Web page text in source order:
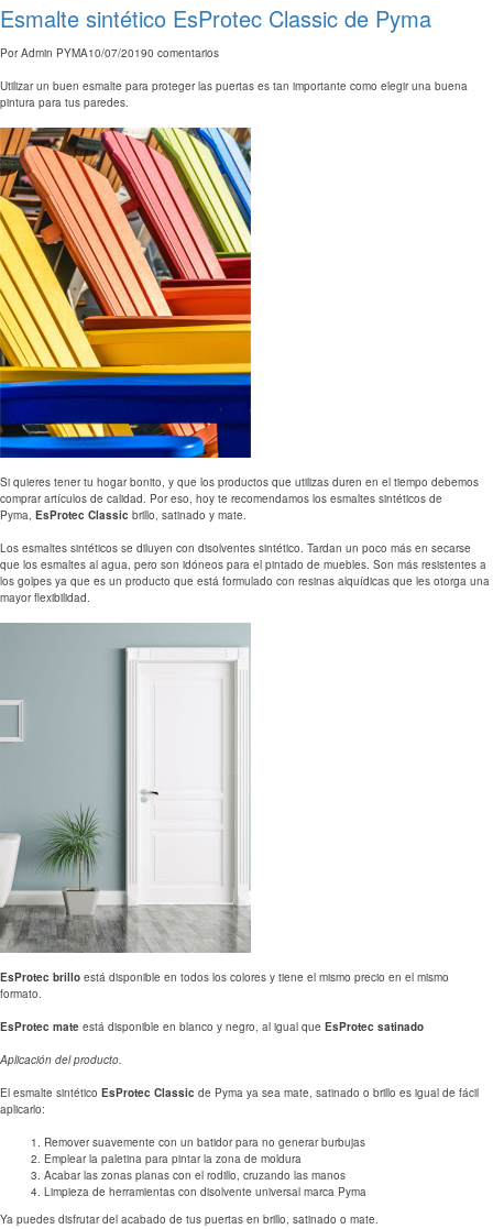
Esmalte sintético EsProtec Classic de Pyma
PorAdmin PYMA10/07/20190 comentarios
Utilizar un buen esmalte para proteger las puertas es tan importante como elegir una buena
pintura para tus paredes.
Si quieres tener tu hogar bonito, y que los productos que utilizas duren en el tiempo debemos
comprar artículos de calidad. Por eso, hoy te recomendamos los esmaltes sintéticos de
Pyma, EsProtec Classic brillo, satinado y mate.
Los esmaltes sintéticos se diluyen con disolventes sintético. Tardan un poco más en secarse
que los esmaltes al agua, pero son idóneos para el pintado de muebles. Son más resistentes a
los golpes ya que es un producto que está formulado con resinas alquídicas que les otorga una
mayor flexibilidad.
EsProtec brillo está disponible en todos los colores y tiene el mismo precio en el mismo
formato.
EsProtec mate está disponible en blanco y negro, al igual que EsProtec satinado
Aplicación del producto.
El esmalte sintético EsProtec Classic de Pyma ya sea mate, satinado o brillo es igual de fácil
aplicarlo:
Remover suavemente con un batidor para no generar burbujas
Emplear la paletina para pintar la zona de moldura
Acabar las zonas planas con el rodillo, cruzando las manos
Limpieza de herramientas con disolvente universal marca Pyma
Ya puedes disfrutar del acabado de tus puertas en brillo, satinado o mate.